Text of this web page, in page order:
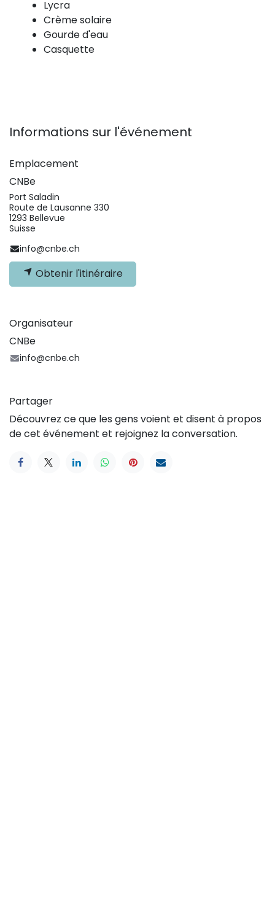
Lycra
Crème solaire
Gourde d'eau
Casquette
Informations sur l'événement
Emplacement
CNBe
Port Saladin
Route de Lausanne 330
1293 Bellevue
Suisse
info@cnbe.ch
Obtenir l'itinéraire
Organisateur
CNBe
info@cnbe.ch
Partager
Découvrez ce que les gens voient et disent à propos
de cet événement et rejoignez la conversation.